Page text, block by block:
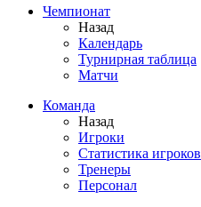
Чемпионат
Назад
Календарь
Турнирная таблица
Матчи
Команда
Назад
Игроки
Статистика игроков
Тренеры
Персонал